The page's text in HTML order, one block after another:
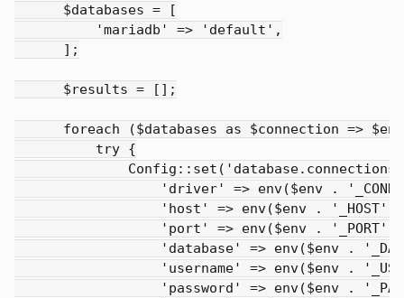
      $databases = [
          'mariadb' => 'default',
      ];
      $results = [];
foreach ($databases as $connection =>
          try {
'driver' => env($env .
'host' => env($env . '_HOST',
'port' => env($env . '_PORT',
'database' => env($env .
'username' => env($env .
'password' => env($env .